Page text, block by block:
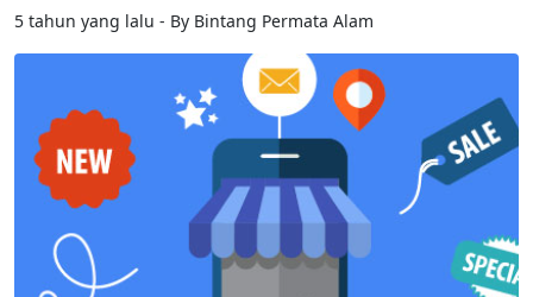
5 tahun yang lalu - By Bintang Permata Alam